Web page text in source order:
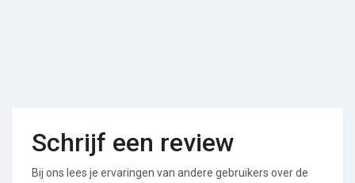
Schrijf een review
Bij ons lees je ervaringen van andere gebruikers over de